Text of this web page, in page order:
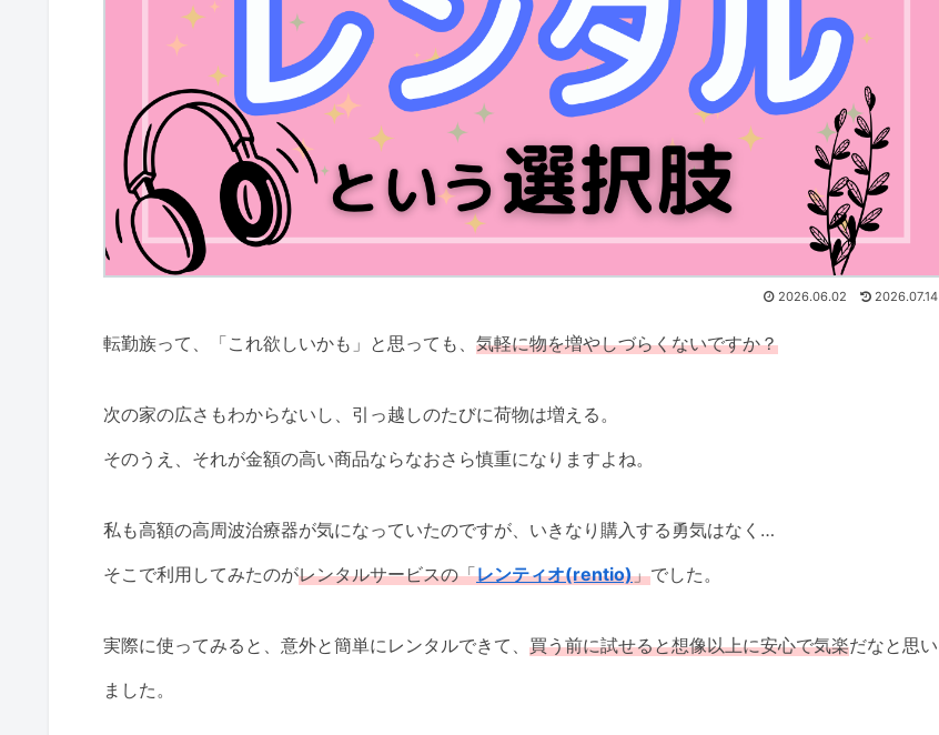
2026.06.02 2026.07.14
転勤族って、「これ欲しいかも」と思っても、 気軽に物を増やしづらくないですか？
次の家の広さもわからないし、引っ越しのたびに荷物は増える。
そのうえ、それが金額の高い商品ならなおさら慎重になりますよね。
私も高額の高周波治療器が気になっていたのですが、いきなり購入する勇気はなく…
そこで利用してみたのがレンタルサービスの「レンティオ(rentio)」でした。
実際に使ってみると、意外と簡単にレンタルできて、 買う前に試せると想像以上に安心で気楽だなと思い
ました。